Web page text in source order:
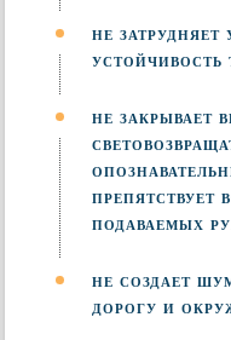
не
устойчивость
не закрывает
препятствует
подаваемых
не создает
дорогу и